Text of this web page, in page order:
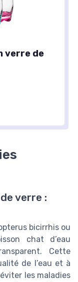
verre de
verre :
bicirrhis ou
chat d’eau
Cette
de l’eau et à
les maladies